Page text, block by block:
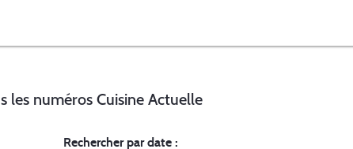
les numéros Cuisine Actuelle
Rechercher par date :